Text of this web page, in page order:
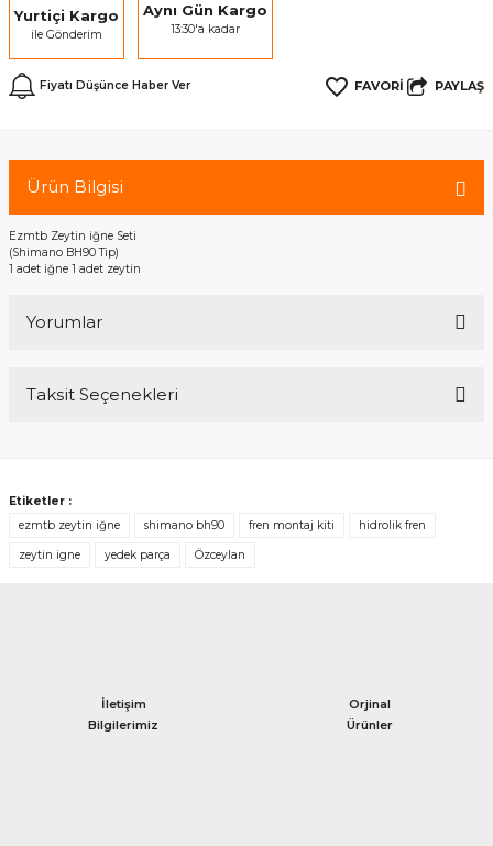
Yurtiçi Kargo
ile Gönderim
Aynı Gün Kargo
13:30'a kadar
Fiyatı Düşünce Haber Ver PAYLAŞ
Ürün Bilgisi
Ezmtb Zeytin iğne Seti
(Shimano BH90 Tip)
1 adet iğne 1 adet zeytin
Yorumlar
Taksit Seçenekleri
Etiketler :
ezmtb zeytin iğne
shimano bh90 fren montaj kiti hidrolik fren
zeytin igne yedek parça Özceylan
İletişim
Bilgilerimiz
Orjinal
Ürünler